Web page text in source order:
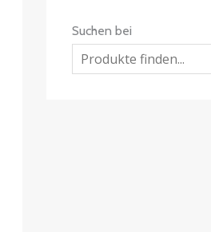
Suchen bei